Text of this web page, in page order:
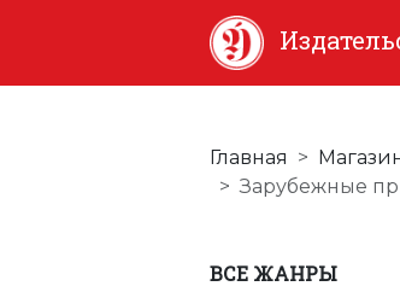
Главная
Зарубежные
ВСЕ ЖАНРЫ